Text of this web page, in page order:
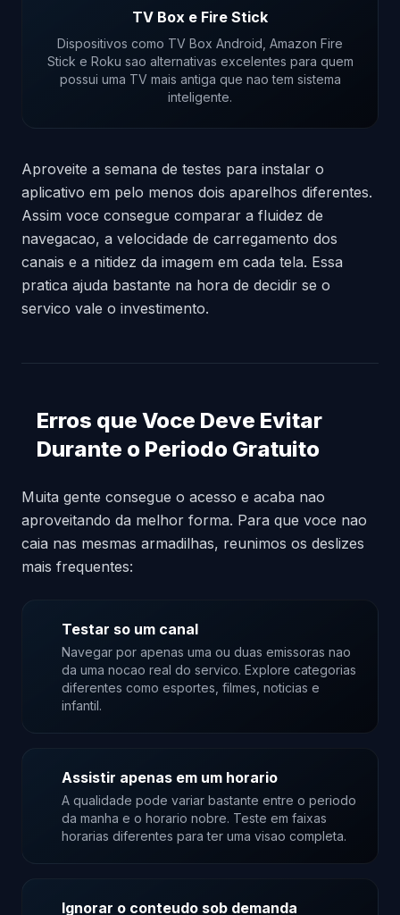
TV Box e Fire Stick
Dispositivos como TV Box Android, Amazon Fire
Stick e Roku sao alternativas excelentes para quem
possui uma TV mais antiga que nao tem sistema
inteligente.
Aproveite a semana de testes para instalar o
aplicativo em pelo menos dois aparelhos diferentes.
Assim voce consegue comparar a fluidez de
navegacao, a velocidade de carregamento dos
canais e a nitidez da imagem em cada tela. Essa
pratica ajuda bastante na hora de decidir se o
servico vale o investimento.
Erros que Voce Deve Evitar
Durante o Periodo Gratuito
Muita gente consegue o acesso e acaba nao
aproveitando da melhor forma. Para que voce nao
caia nas mesmas armadilhas, reunimos os deslizes
mais frequentes:
Testar so um canal
Navegar por apenas uma ou duas emissoras nao
da uma nocao real do servico. Explore categorias
diferentes como esportes, filmes, noticias e
infantil.
Assistir apenas em um horario
A qualidade pode variar bastante entre o periodo
da manha e o horario nobre. Teste em faixas
horarias diferentes para ter uma visao completa.
Ignorar o conteudo sob demanda